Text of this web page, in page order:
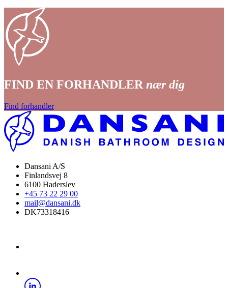
FIND EN FORHANDLER nær dig
Find forhandler
Dansani A/S
Finlandsvej 8
6100 Haderslev
+45 73 22 29 00
mail@dansani.dk
DK73318416